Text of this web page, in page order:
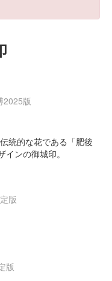
2025版
統的な花である「肥後
ンの御城印。
版
版